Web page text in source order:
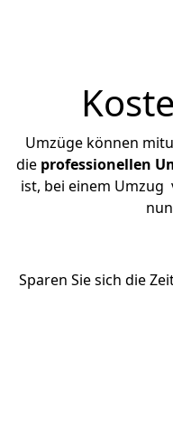
Umzüge können
die professionellen
ist, bei einem Umzug
Sparen Sie sich die